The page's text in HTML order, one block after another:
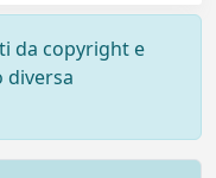
da copyright e
diversa